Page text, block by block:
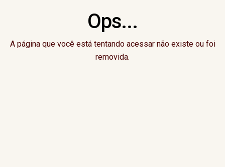
Ops...
A página que você está tentando acessar não existe ou foi
removida.